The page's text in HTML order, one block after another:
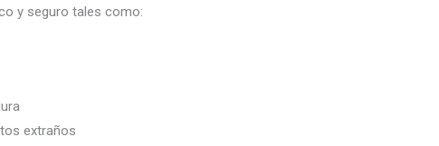
y seguro tales como:
extraños